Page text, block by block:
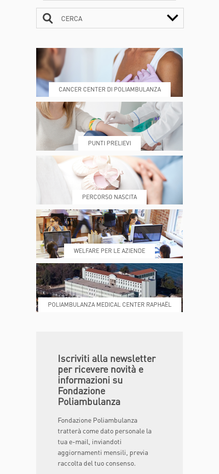
DOVE SIAMO ESAMI E VISITE
PRENOTA MY POLI
REFERTI REPARTI
DONA ORA MAGAZINE
CERCA
CANCER CENTER DI POLIAMBULANZA
PUNTI PRELIEVI
PERCORSO NASCITA
WELFARE PER LE AZIENDE
POLIAMBULANZA MEDICAL CENTER RAPHAËL
Iscriviti alla newsletter
per ricevere novità e
informazioni su
Fondazione
Poliambulanza
Fondazione Poliambulanza
tratterà come dato personale la
tua e-mail, inviandoti
aggiornamenti mensili, previa
raccolta del tuo consenso.